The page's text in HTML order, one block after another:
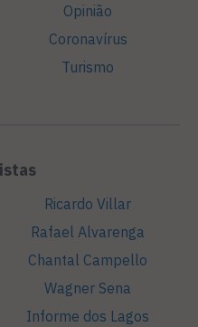
Opinião
Coronavírus
Turismo
Ricardo Villar
Rafael Alvarenga
Chantal Campello
Wagner Sena
Informe dos Lagos